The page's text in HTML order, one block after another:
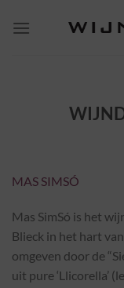
naar
MAS SIMSÓ
Mas SimSó is het
Blieck in het hart
omgeven door de
uit pure ‘Llicorella’